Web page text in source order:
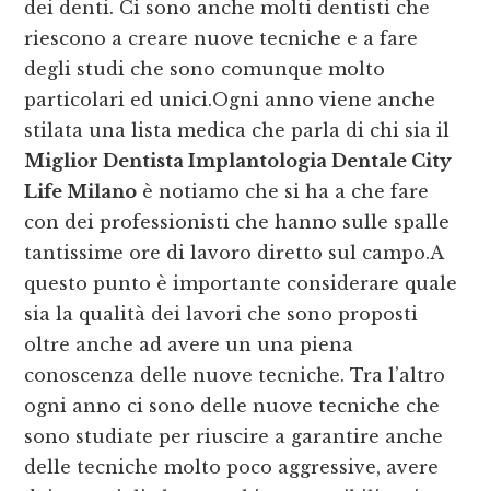
dei denti. Ci sono anche molti dentisti che
riescono a creare nuove tecniche e a fare
degli studi che sono comunque molto
particolari ed unici.Ogni anno viene anche
stilata una lista medica che parla di chi sia il
Miglior Dentista Implantologia Dentale City
Life Milano è notiamo che si ha a che fare
con dei professionisti che hanno sulle spalle
tantissime ore di lavoro diretto sul campo.A
questo punto è importante considerare quale
sia la qualità dei lavori che sono proposti
oltre anche ad avere un una piena
conoscenza delle nuove tecniche. Tra l’altro
ogni anno ci sono delle nuove tecniche che
sono studiate per riuscire a garantire anche
delle tecniche molto poco aggressive, avere